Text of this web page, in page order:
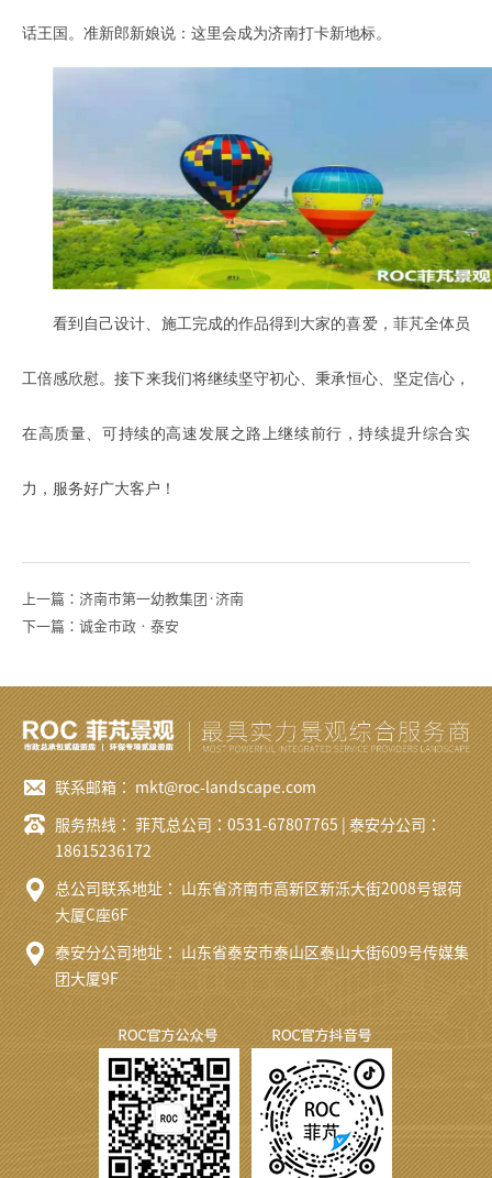
话王国。准新郎新娘说：这里会成为济南打卡新地标。
看到自己设计、施工完成的作品得到大家的喜爱，菲芃全体员
工倍感欣慰。接下来我们将继续坚守初心、秉承恒心、坚定信心，
在高质量、可持续的高速发展之路上继续前行，持续提升综合实
力，服务好广大客户！
上一篇：济南市第一幼教集团·济南
下一篇：诚金市政‧泰安
联系邮箱：mkt@roc-landscape.com
服务热线： 菲芃总公司：0531-67807765 |泰安分公司：
18615236172
总公司联系地址：山东省济南市高新区新泺大街2008号银荷
大厦C座6F
泰安分公司地址： 山东省泰安市泰山区泰山大街609号传媒集
团大厦9F